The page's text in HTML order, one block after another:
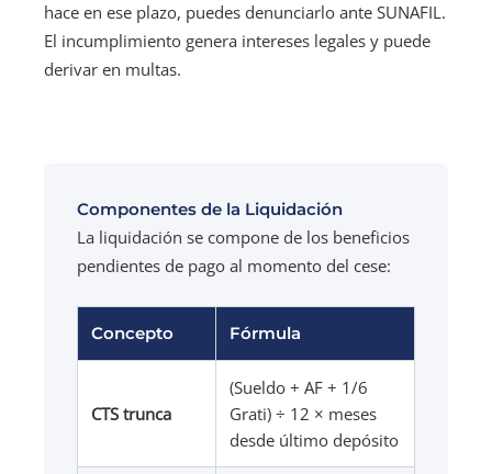
hace en ese plazo, puedes denunciarlo ante SUNAFIL.
El incumplimiento genera intereses legales y puede
derivar en multas.
Componentes de la Liquidación
La liquidación se compone de los beneficios
pendientes de pago al momento del cese:
Concepto Fórmula
CTS trunca
(Sueldo + AF + 1/6
Grati) ÷ 12 × meses
desde último depósito